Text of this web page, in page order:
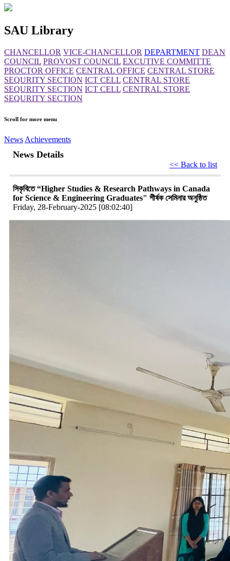
SAU Library
CHANCELLOR VICE-CHANCELLOR DEPARTMENT DEAN
COUNCIL PROVOST COUNCIL EXCUTIVE COMMITTE
PROCTOR OFFICE CENTRAL OFFICE CENTRAL STORE
SEQURITY SECTION ICT CELL CENTRAL STORE
SEQURITY SECTION ICT CELL CENTRAL STORE
SEQURITY SECTION
Scroll for more menu
News Achievements
News Details
<< Back to list
সিকৃবিতে “Higher Studies & Research Pathways in Canada
for Science & Engineering Graduates" শীর্ষক সেমিনার অনুষ্ঠিত
Friday, 28-February-2025 [08:02:40]